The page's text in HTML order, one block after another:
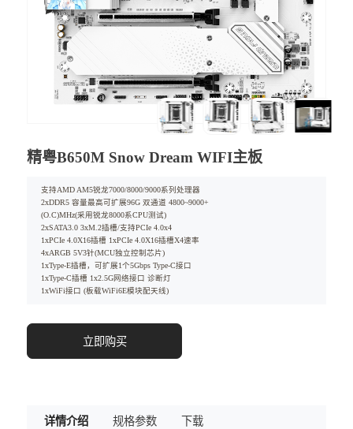
精粤B650M Snow Dream WIFI主板
支持AMD AM5锐龙7000/8000/9000系列处理器
2xDDR5 容量最高可扩展96G 双通道 4800~9000+
(O.C)MHz(采用锐龙8000系CPU测试)
2xSATA3.0 3xM.2插槽/支持PCIe 4.0x4
1xPCIe 4.0X16插槽 1xPCIe 4.0X16插槽X4速率
4xARGB 5V3针(MCU独立控制芯片)
1xType-E插槽，可扩展1个5Gbps Type-C接口
1xType-C插槽 1x2.5G网络接口 诊断灯
1xWiFi接口 (板载WiFi6E模块配天线)
立即购买
详情介绍 规格参数 下载